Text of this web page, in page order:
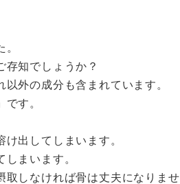
存知でしょうか？
外の成分も含まれています。
す。
出してしまいます。
まいます。
取しなければ骨は丈夫になりませ